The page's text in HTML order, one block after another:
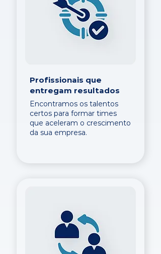
Profissionais que
entregam resultados
Encontramos os talentos
certos para formar times
que aceleram o crescimento
da sua empresa.